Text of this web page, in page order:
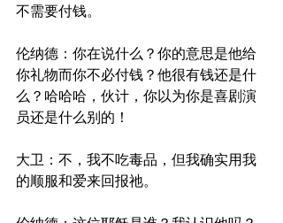
不需要付钱。
伦纳德：你在说什么？你的意思是他给
你礼物而你不必付钱？他很有钱还是什
么？哈哈哈，伙计，你以为你是喜剧演
员还是什么别的！
大卫：不，我不吃毒品，但我确实用我
的顺服和爱来回报祂。